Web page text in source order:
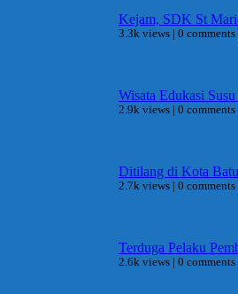
Kejam, SDK St
3.3k views | 0 comments
Wisata Edukasi
2.9k views | 0 comments
Ditilang di Kota
2.7k views | 0 comments
Terduga Pelaku
2.6k views | 0 comments